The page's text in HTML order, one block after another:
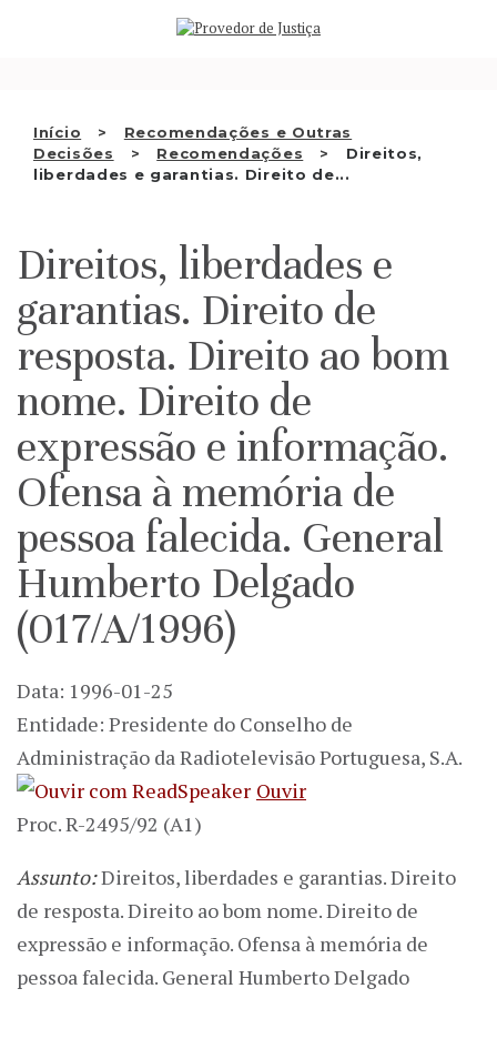
Início
Recomendações e Outras
Decisões
Recomendações
Direitos,
liberdades e garantias. Direito de...
QUEM SOMOS
RECOMENDAÇÕES E OUTRAS
DECISÕES
APRESENTAR QUEIXA
PT
Direitos, liberdades e
garantias. Direito de
resposta. Direito ao bom
nome. Direito de
expressão e informação.
Ofensa à memória de
pessoa falecida. General
Humberto Delgado
(017/A/1996)
Data: 1996-01-25
Entidade: Presidente do Conselho de
Administração da Radiotelevisão Portuguesa, S.A.
Ouvir
Proc. R-2495/92 (A1)
Assunto:Direitos, liberdades e garantias. Direito
de resposta. Direito ao bom nome. Direito de
expressão e informação. Ofensa à memória de
pessoa falecida. General Humberto Delgado